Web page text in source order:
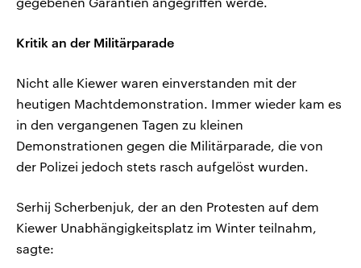
Kritik an der Militärparade
Nicht alle Kiewer waren einverstanden mit der
heutigen Machtdemonstration. Immer wieder kam es
in den vergangenen Tagen zu kleinen
Demonstrationen gegen die Militärparade, die von
der Polizei jedoch stets rasch aufgelöst wurden.
Serhij Scherbenjuk, der an den Protesten auf dem
Kiewer Unabhängigkeitsplatz im Winter teilnahm,
sagte: